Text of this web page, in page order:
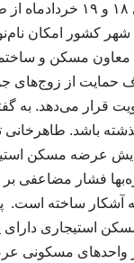
راه و شهرسازی،
می‌شود و متقاضیان واجد شرایط
مسکن و
حمایت از زوج‌های
قرار می‌دهد. به
باشد.
عرضه مسکن
فشار مضاعفی بر
ساخته است.
مسکن استیجاری
از واحدهای